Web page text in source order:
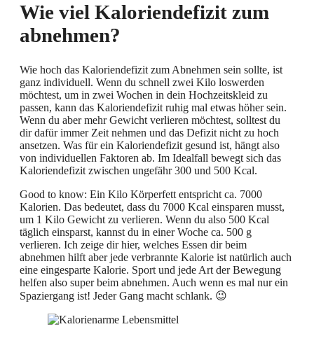
Wie viel Kaloriendefizit zum
abnehmen?
Wie hoch das Kaloriendefizit zum Abnehmen sein sollte, ist
ganz individuell. Wenn du schnell zwei Kilo loswerden
möchtest, um in zwei Wochen in dein Hochzeitskleid zu
passen, kann das Kaloriendefizit ruhig mal etwas höher sein.
Wenn du aber mehr Gewicht verlieren möchtest, solltest du
dir dafür immer Zeit nehmen und das Defizit nicht zu hoch
ansetzen. Was für ein Kaloriendefizit gesund ist, hängt also
von individuellen Faktoren ab. Im Idealfall bewegt sich das
Kaloriendefizit zwischen ungefähr 300 und 500 Kcal.
Good to know: Ein Kilo Körperfett entspricht ca. 7000
Kalorien. Das bedeutet, dass du 7000 Kcal einsparen musst,
um 1 Kilo Gewicht zu verlieren. Wenn du also 500 Kcal
täglich einsparst, kannst du in einer Woche ca. 500 g
verlieren. Ich zeige dir hier, welches Essen dir beim
abnehmen hilft aber jede verbrannte Kalorie ist natürlich auch
eine eingesparte Kalorie. Sport und jede Art der Bewegung
helfen also super beim abnehmen. Auch wenn es mal nur ein
Spaziergang ist! Jeder Gang macht schlank. 😉